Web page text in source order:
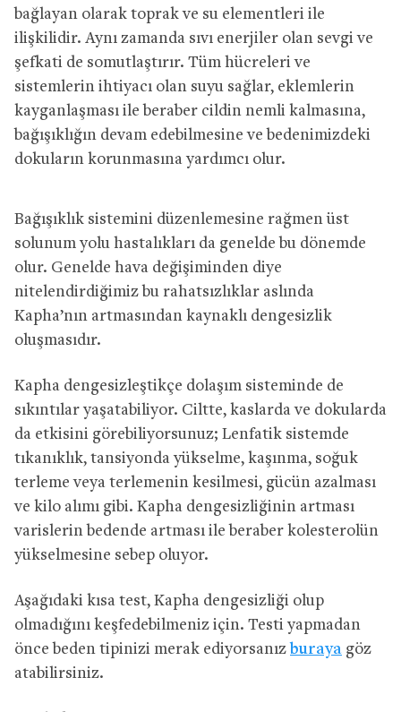
bağlayan olarak toprak ve su elementleri ile
ilişkilidir. Aynı zamanda sıvı enerjiler olan sevgi ve
şefkati de somutlaştırır. Tüm hücreleri ve
sistemlerin ihtiyacı olan suyu sağlar, eklemlerin
kayganlaşması ile beraber cildin nemli kalmasına,
bağışıklığın devam edebilmesine ve bedenimizdeki
dokuların korunmasına yardımcı olur.
Bağışıklık sistemini düzenlemesine rağmen üst
solunum yolu hastalıkları da genelde bu dönemde
olur. Genelde hava değişiminden diye
nitelendirdiğimiz bu rahatsızlıklar aslında
Kapha’nın artmasından kaynaklı dengesizlik
oluşmasıdır.
Kapha dengesizleştikçe dolaşım sisteminde de
sıkıntılar yaşatabiliyor. Ciltte, kaslarda ve dokularda
da etkisini görebiliyorsunuz; Lenfatik sistemde
tıkanıklık, tansiyonda yükselme, kaşınma, soğuk
terleme veya terlemenin kesilmesi, gücün azalması
ve kilo alımı gibi. Kapha dengesizliğinin artması
varislerin bedende artması ile beraber kolesterolün
yükselmesine sebep oluyor.
Aşağıdaki kısa test, Kapha dengesizliği olup
olmadığını keşfedebilmeniz için. Testi yapmadan
önce beden tipinizi merak ediyorsanız buraya göz
atabilirsiniz.